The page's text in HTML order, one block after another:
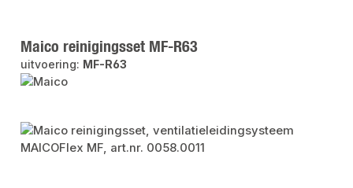
Maico reinigingsset MF-R63
uitvoering: MF-R63
Afbeeldingengalerij overslaan